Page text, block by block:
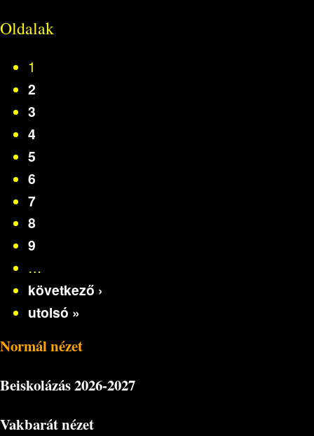
Oldalak
1
2
3
4
5
6
7
8
9
…
következő ›
utolsó »
Normál nézet
Beiskolázás2026-2027
Vakbarát nézet